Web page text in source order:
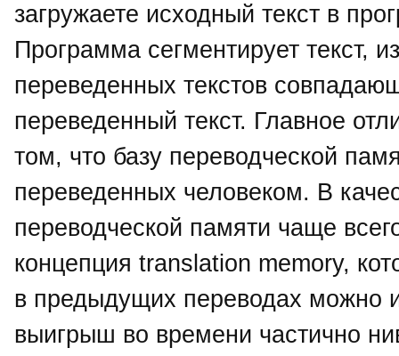
загружаете исходный текст в
Программа сегментирует текст,
переведенных текстов
переведенный текст. Главное
том, что базу переводческой
переведенных человеком. В
переводческой памяти чаще
концепция translation memory,
в предыдущих переводах можно
выигрыш во времени частично